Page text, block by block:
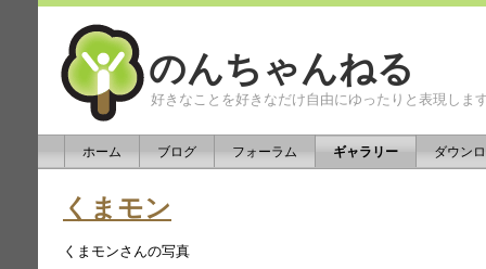
のんちゃんねる
好きなことを好きなだけ自由にゆったりと表現しま
ホーム ブログ フォーラム ギャラリー ダウン
くまモン
くまモンさんの写真